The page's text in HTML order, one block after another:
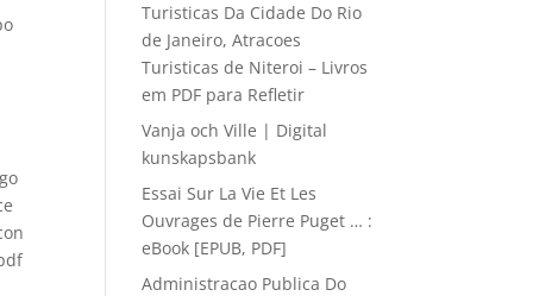
Turisticas Da Cidade Do Rio
de Janeiro, Atracoes
Turisticas de Niteroi – Livros
em PDF para Refletir
Vanja och Ville | Digital
kunskapsbank
Essai Sur La Vie Et Les
Ouvrages de Pierre Puget … :
eBook [EPUB, PDF]
Administracao Publica Do